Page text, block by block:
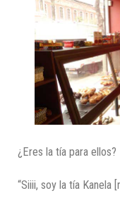
¿Eres la tía para ellos?
“Siiii, soy la tía Kanela